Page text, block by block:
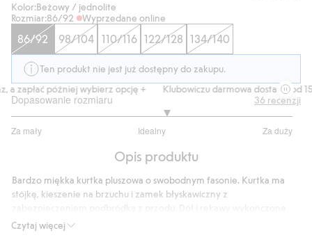
Kolor:Beżowy / jednolite
Rozmiar:86/92 Wyprzedane online
86/92 98/104 110/116 122/128 134/140
Ten produkt nie jest już dostępny do zakupu.
zapłać później wybierz opcję +
Klubowiczu darmowa dostawa od 150
Dopasowanie rozmiaru
Za mały Idealny Za duży
na
29
głosów
36 recenzji
Opis produktu
Czytaj więcej
Bardzo miękka kurtka pluszowa o swobodnym fasonie. Kurtka ma
stójkę, kieszenie na brzuchu i zamek błyskawiczny z
prążkowanym ściągaczem. Mała naszywka na jednej kieszeni.